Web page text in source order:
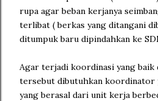
rupa agar beban kerjanya
terlibat ( berkas yang ditangani
ditumpuk baru dipindahkan ke
Agar terjadi koordinasi yang baik
tersebut dibutuhkan koordinator
yang berasal dari unit kerja